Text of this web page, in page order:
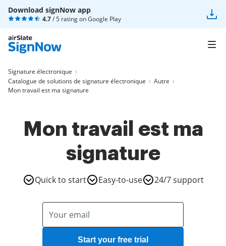
Download signNow app
4.7/ 5 rating onGoogle Play
Signature électronique
Catalogue de solutions de signature électronique
Autre
Mon travail est ma signature
Mon travail est ma
signature
Quick to start Easy-to-use 24/7 support
Start your free trial